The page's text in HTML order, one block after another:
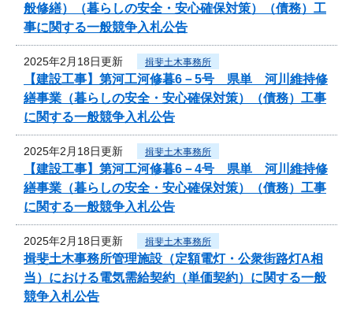
般修繕）（暮らしの安全・安心確保対策）（債務）工
事に関する一般競争入札公告
2025年2月18日更新 揖斐土木事務所
【建設工事】第河工河修暮6－5号 県単 河川維持修
繕事業（暮らしの安全・安心確保対策）（債務）工事
に関する一般競争入札公告
2025年2月18日更新 揖斐土木事務所
【建設工事】第河工河修暮6－4号 県単 河川維持修
繕事業（暮らしの安全・安心確保対策）（債務）工事
に関する一般競争入札公告
2025年2月18日更新 揖斐土木事務所
揖斐土木事務所管理施設（定額電灯・公衆街路灯A相
当）における電気需給契約（単価契約）に関する一般
競争入札公告